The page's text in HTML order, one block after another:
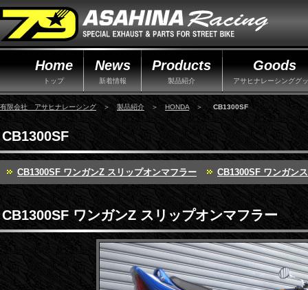
Home
トップ
News
新着情報
Products
製品紹介
Goods
アサヒナレーシンググ
有限会社 アサヒナレーシング ＞ 製品紹介 ＞ HONDA＞ CB1300SF
CB1300SF
CB1300SF ワンガンZ スリップオンマフラー CB1300SF ワンガン
CB1300SF ワンガンZ スリップオンマフラー